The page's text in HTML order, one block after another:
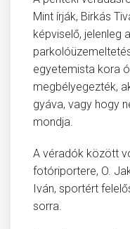
Mint írják, Birkás
képviselő, jelenleg
egyetemista kora
megbélyegezték,
gyáva, vagy hogy
mondja.
A véradók között
fotóriportere, O.
Iván, sportért
sorra.